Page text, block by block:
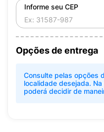
Informe seu CEP
Opções de entrega
Consulte pelas opções
localidade desejada.
poderá decidir de